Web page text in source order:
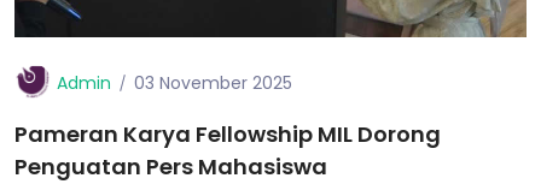
Admin 03 November 2025
Pameran Karya Fellowship MIL Dorong
Penguatan Pers Mahasiswa